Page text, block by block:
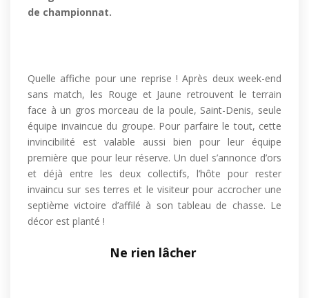
de championnat.
Quelle affiche pour une reprise ! Après deux week-end
sans match, les Rouge et Jaune retrouvent le terrain
face à un gros morceau de la poule, Saint-Denis, seule
équipe invaincue du groupe. Pour parfaire le tout, cette
invincibilité est valable aussi bien pour leur équipe
première que pour leur réserve. Un duel s’annonce d’ors
et déjà entre les deux collectifs, l’hôte pour rester
invaincu sur ses terres et le visiteur pour accrocher une
septième victoire d’affilé à son tableau de chasse. Le
décor est planté !
Ne rien lâcher